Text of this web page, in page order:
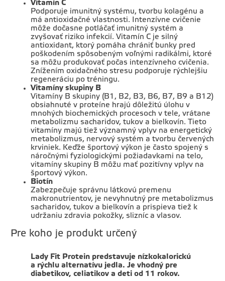
Vitamín C
Podporuje imunitný systému, tvorbu kolagénu a
má antioxidačné vlastnosti. Intenzívne cvičenie
môže dočasne potláčať imunitný systém a
zvyšovať riziko infekcií. Vitamín C je silný
antioxidant, ktorý pomáha chrániť bunky pred
poškodením spôsobeným voľnými radikálmi, ktoré
sa môžu produkovať počas intenzívneho cvičenia.
Znížením oxidačného stresu podporuje rýchlejšiu
regeneráciu po tréningu.
Vitamíny skupiny B
Vitamíny B skupiny (B1, B2, B3, B6, B7, B9 a B12)
obsiahnuté v proteíne hrajú dôležitú úlohu v
mnohých biochemických procesoch v tele, vrátane
metabolizmu sacharidov, tukov a bielkovín. Tieto
vitamíny majú tiež významný vplyv na energetický
metabolizmus, nervový systém a tvorbu červených
krviniek. Keďže športový výkon je často spojený s
náročnými fyziologickými požiadavkami na telo,
vitamíny skupiny B môžu mať pozitívny vplyv na
športový výkon.
Biotín
Zabezpečuje správnu látkovú premenu
makronutrientov, je nevyhnutný pre metabolizmus
sacharidov, tukov a bielkovín a prispieva tiež k
udržaniu zdravia pokožky, slizníc a vlasov.
Pre koho je produkt určený
Lady Fit Protein predstavuje nízkokalorickú
a rýchlu alternatívu jedla. Je vhodný pre
diabetikov, celiatikov a deti od 11 rokov.